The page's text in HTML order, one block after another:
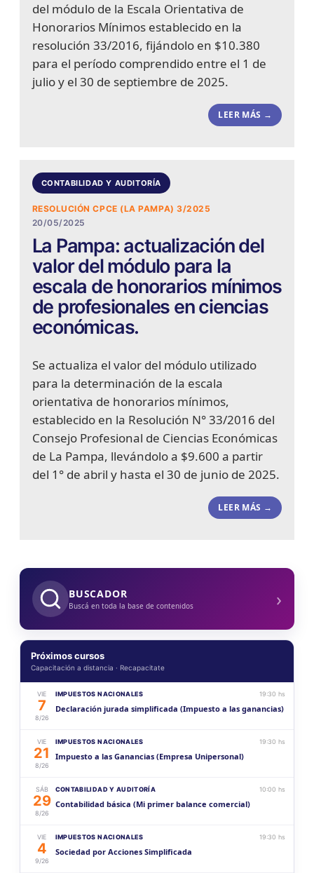
del módulo de la Escala Orientativa de
Honorarios Mínimos establecido en la
resolución 33/2016, fijándolo en $10.380
para el período comprendido entre el 1 de
julio y el 30 de septiembre de 2025.
LEER MÁS →
CONTABILIDAD Y AUDITORÍA
RESOLUCIÓN CPCE (LA PAMPA) 3/2025
20/05/2025
La Pampa: actualización del
valor del módulo para la
escala de honorarios mínimos
de profesionales en ciencias
económicas.
Se actualiza el valor del módulo utilizado
para la determinación de la escala
orientativa de honorarios mínimos,
establecido en la Resolución N° 33/2016 del
Consejo Profesional de Ciencias Económicas
de La Pampa, llevándolo a $9.600 a partir
del 1° de abril y hasta el 30 de junio de 2025.
LEER MÁS →
BUSCADOR
Buscá en toda la base de contenidos ›
Próximos cursos
Capacitación a distancia · Recapacitate
VIE
7
8/26
IMPUESTOS NACIONALES 19:30 hs
Declaración jurada simplificada (Impuesto a las ganancias)
VIE
21
8/26
IMPUESTOS NACIONALES 19:30 hs
Impuesto a las Ganancias (Empresa Unipersonal)
SÁB
29
8/26
CONTABILIDAD Y AUDITORÍA 10:00 hs
Contabilidad básica (Mi primer balance comercial)
VIE
4
9/26
IMPUESTOS NACIONALES 19:30 hs
Sociedad por Acciones Simplificada